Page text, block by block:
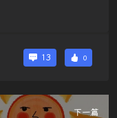
13 0
下一篇